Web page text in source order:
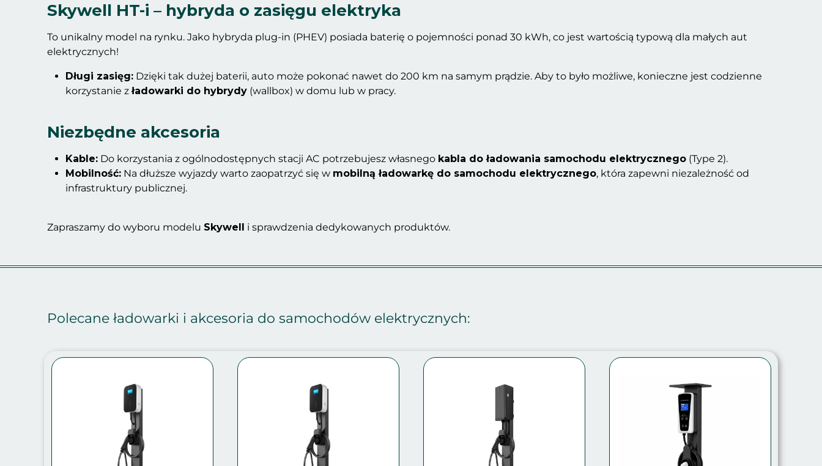
Skywell HT-i – hybryda o zasięgu elektryka
To unikalny model na rynku. Jako hybryda plug-in (PHEV) posiada baterię o pojemności ponad 30 kWh, co jest wartością typową dla małych aut
elektrycznych!
Długi zasięg: Dzięki tak dużej baterii, auto może pokonać nawet do 200 km na samym prądzie. Aby to było możliwe, konieczne jest codzienne
korzystanie zładowarki do hybrydy (wallbox) w domu lub w pracy.
Niezbędne akcesoria
Kable: Do korzystania z ogólnodostępnych stacji AC potrzebujesz własnego kabla do ładowania samochodu elektrycznego (Type 2).
Mobilność: Na dłuższe wyjazdy warto zaopatrzyć się w mobilną ładowarkę do samochodu elektrycznego, która zapewni niezależność od
infrastruktury publicznej.
Zapraszamy do wyboru modelu Skywell i sprawdzenia dedykowanych produktów.
Polecane ładowarki i akcesoria do samochodów elektrycznych: